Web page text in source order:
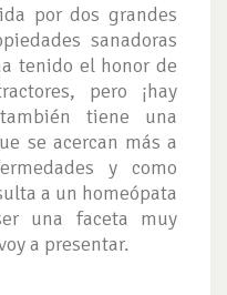
por dos grandes
sanadoras
tenido el honor de
pero ¡hay
tiene una
se acercan más a
y como
a un homeópata
una faceta muy
a presentar.